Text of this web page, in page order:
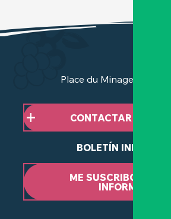
Place du Minage -
CONTACTAR CON
BOLETÍN
ME SUSCRIBO AL
INFORMATIVO